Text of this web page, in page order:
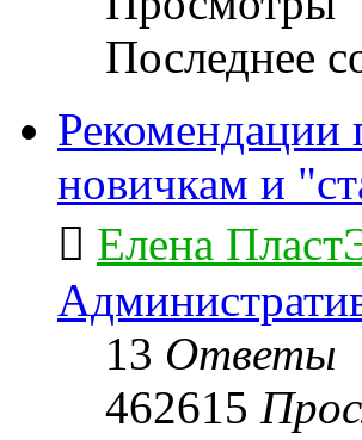
Последнее
Рекомендации
новичкам и
Елена
13 Ответы
462615